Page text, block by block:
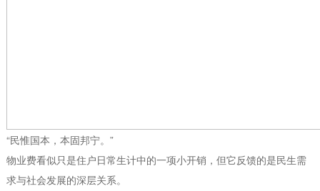
“民惟国本，本固邦宁。”
物业费看似只是住户日常生计中的一项小开销，但它反馈的是民生需
求与社会发展的深层关系。